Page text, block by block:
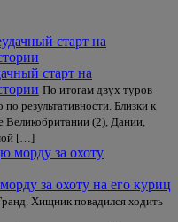
старт на
По итогам двух туров
результативности. Близки к
Великобритании (2), Дании,
[…]
за охоту на его куриц
Хищник повадился ходить